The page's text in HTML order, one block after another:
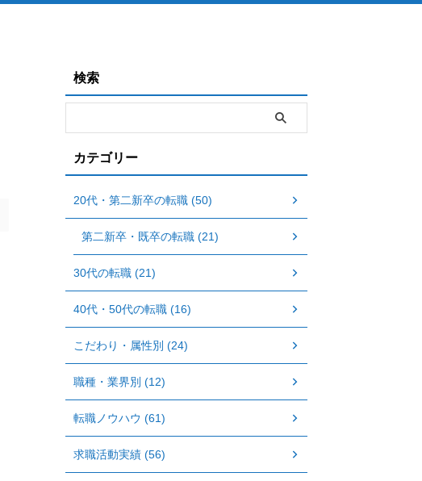
検索
カテゴリー
20代・第二新卒の転職 (50)
第二新卒・既卒の転職 (21)
30代の転職 (21)
40代・50代の転職 (16)
こだわり・属性別 (24)
職種・業界別 (12)
転職ノウハウ (61)
求職活動実績 (56)